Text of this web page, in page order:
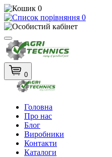
0
0
0
Головна
Про нас
Блог
Виробники
Контакти
Каталоги